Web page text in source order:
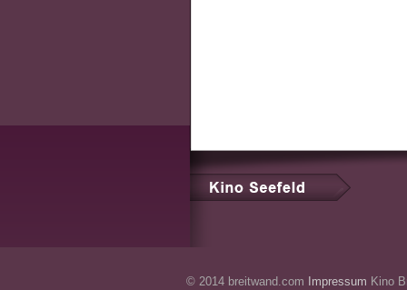
© 2014 breitwand.com Impressum Kino